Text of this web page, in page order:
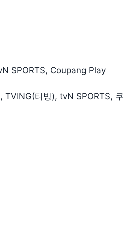
SPORTS, Coupang Play
티빙), tvN SPORTS, 쿠